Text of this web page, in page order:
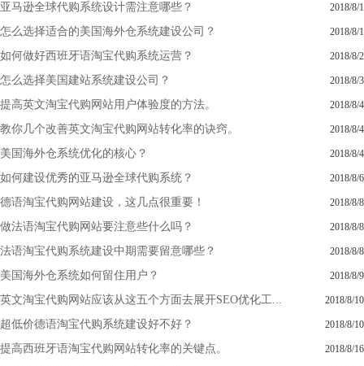
亚马逊全球代购系统设计需注意哪些？ 2018/8/1
怎么选择适合的美国海外仓系统建设公司？ 2018/8/1
如何做好西班牙语淘宝代购系统运营？ 2018/8/2
怎么选择美国建站系统建设公司？ 2018/8/3
提高英文淘宝代购网站用户体验度的方法。 2018/8/4
教你几个改善英文淘宝代购网站转化率的诀窍。 2018/8/4
美国海外仓系统优化的核心？ 2018/8/4
如何建设优秀的亚马逊全球代购系统？ 2018/8/6
德语淘宝代购网站建设，这几点很重要！ 2018/8/8
做法语淘宝代购网站要注意些什么吗？ 2018/8/8
法语淘宝代购系统建设中期需要留意哪些？ 2018/8/8
美国海外仓系统如何留住用户？ 2018/8/9
英文淘宝代购网站应该从这五个方面去展开SEO优化工... 2018/8/10
超低价德语淘宝代购系统建设好不好？ 2018/8/10
提高西班牙语淘宝代购网站转化率的关键点。 2018/8/16